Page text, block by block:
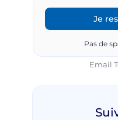
Pas de
Email